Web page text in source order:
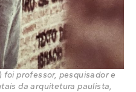
professor, pesquisador e
da arquitetura paulista,